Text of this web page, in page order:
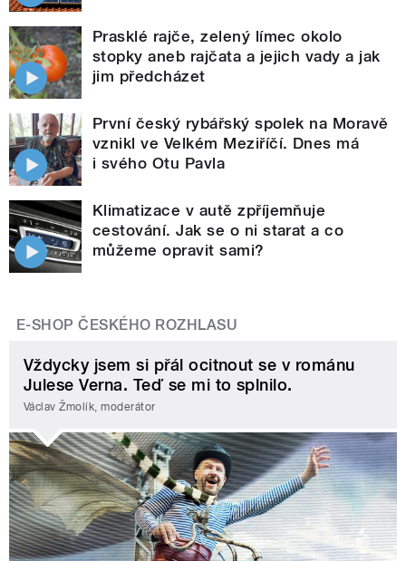
Prasklé rajče, zelený límec okolo
stopky aneb rajčata a jejich vady a jak
jim předcházet
První český rybářský spolek na Moravě
vznikl ve Velkém Meziříčí. Dnes má
i svého Otu Pavla
Klimatizace v autě zpříjemňuje
cestování. Jak se o ni starat a co
můžeme opravit sami?
E-SHOP ČESKÉHO ROZHLASU
Vždycky jsem si přál ocitnout se v románu
Julese Verna. Teď se mi to splnilo.
Václav Žmolík, moderátor